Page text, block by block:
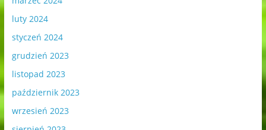
luty 2024
styczeń 2024
grudzień 2023
listopad 2023
październik 2023
wrzesień 2023